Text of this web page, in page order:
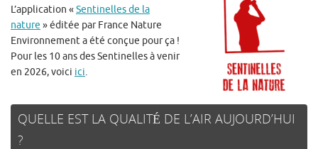
L’application «Sentinelles de la
nature » éditée par France Nature
Environnement a été conçue pour ça !
Pour les 10 ans des Sentinelles à venir
en 2026, voici ici.
QUELLE EST LA QUALITÉ DE L’AIR AUJOURD’HUI
?